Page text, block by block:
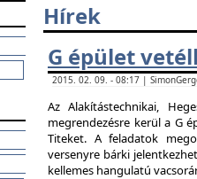
Hírek
G épület
2015. 02. 09. - 08:17 |
Az Alakítástechnikai,
megrendezésre kerül a G
Titeket. A feladatok
versenyre bárki
kellemes hangulatú